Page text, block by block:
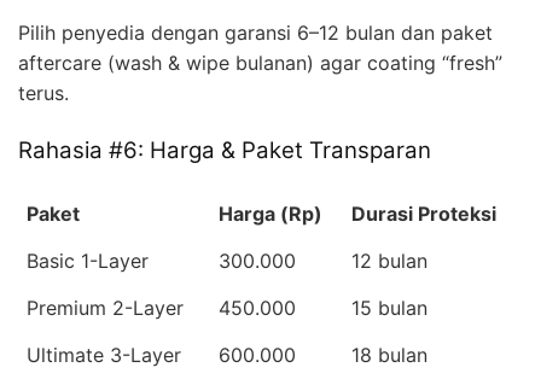
Pilih penyedia dengan garansi 6–12 bulan dan paket
aftercare (wash & wipe bulanan) agar coating “fresh”
terus.
Rahasia #6: Harga & Paket Transparan
Paket Harga (Rp)
Durasi Proteksi
Basic 1-Layer
300.000
12 bulan
Premium 2-Layer
450.000
15 bulan
Ultimate 3-Layer
600.000 18 bulan